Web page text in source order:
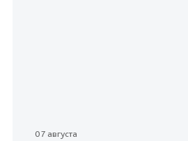
07 августа